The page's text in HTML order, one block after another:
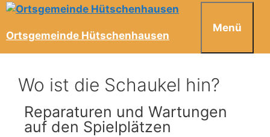
Ortsgemeinde Hütschenhausen
Menü
Wo ist die Schaukel hin?
Reparaturen und Wartungen
auf den Spielplätzen